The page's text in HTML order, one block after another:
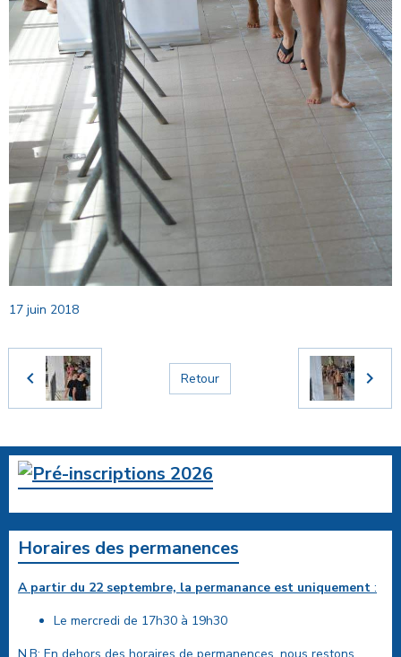
17 juin 2018
Retour
Horaires des permanences
A partir du 22 septembre, la permanance est uniquement :
Le mercredi de 17h30 à 19h30